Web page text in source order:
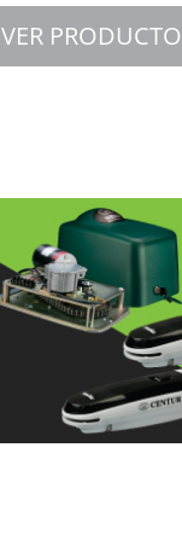
VER PRODUCTO